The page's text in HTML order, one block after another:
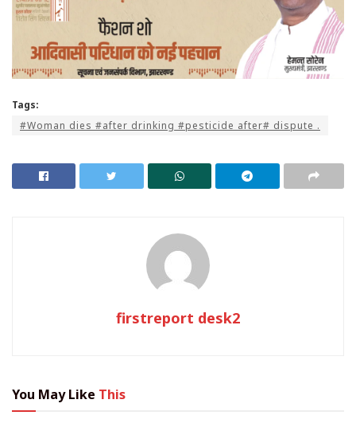
Tags:
#Woman dies #after drinking #pesticide after# dispute .
firstreport desk2
You May Like This